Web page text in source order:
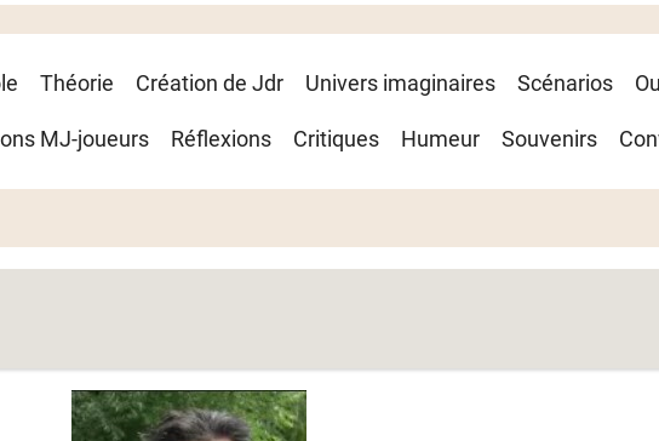
Théorie Création de Jdr Univers imaginaires Scénarios
MJ-joueurs Réflexions Critiques Humeur Souvenirs